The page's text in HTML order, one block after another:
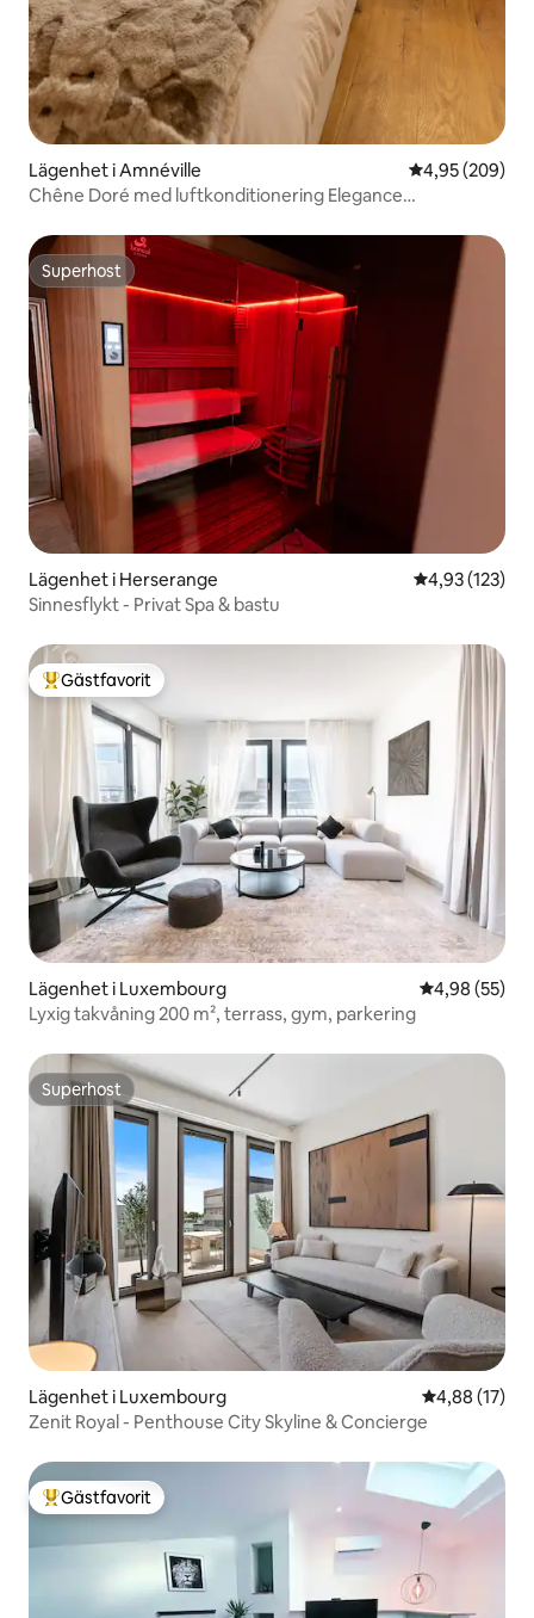
Lägenhet i Amnéville 4,95 av 5 i
4,95 (209)
Chêne Doré med luftkonditionering Elegance
Superhost
Superhost
Lägenhet i Herserange 4,93 av 5 i
4,93 (123)
Sinnesflykt - Privat Spa & bastu
Populär gästfavorit
Gästfavorit
Lägenhet i Luxembourg 4,98 av 5 i
4,98 (55)
Lyxig takvåning 200 m², terrass, gym, parkering
Superhost
Superhost
Lägenhet i Luxembourg 4,88 av 5 i
4,88 (17)
Zenit Royal - Penthouse City Skyline & Concierge
Populär gästfavorit
Gästfavorit